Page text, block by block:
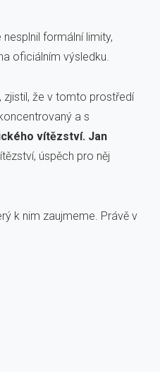
formální limity,
oficiálním výsledku.
zjistil, že v tomto prostředí
a s
vítězství. Jan
úspěch pro něj
k nim zaujmeme. Právě v